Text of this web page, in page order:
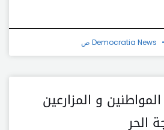
Democratia News
و المزارعين
الحر